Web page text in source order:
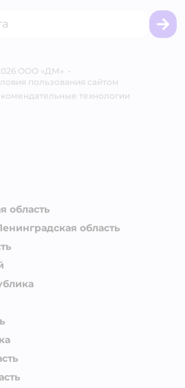
Блог
для собак
ООО «ДМ» •
пользования сайтом
технологии
область
область